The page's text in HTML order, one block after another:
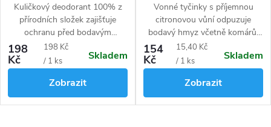
Kuličkový deodorant 100% z
přírodních složek zajišťuje
ochranu před bodavým
hmyzem.
198
Kč
Měrná
cena:
198 Kč
/ 1 ks
Skladem
Zobrazit
Vonné tyčinky s příjemnou
citronovou vůníodpuzuje
bodavý hmyz včetně komárů.
Každá tyčinka hoří přibližně 1
hodinu a 20 minut.
154
Kč
Měrná
cena:
15,40 Kč
/ 1 ks
Skladem
Zobrazit